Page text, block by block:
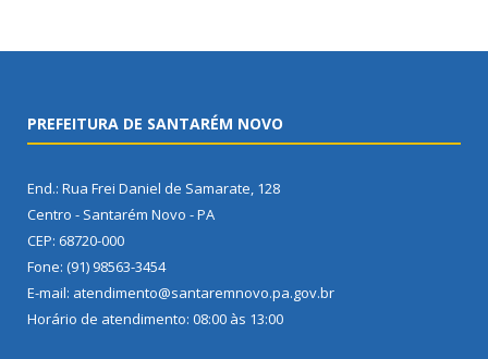
PREFEITURA DE SANTARÉM NOVO
End.: Rua Frei Daniel de Samarate, 128
Centro - Santarém Novo - PA
CEP: 68720-000
Fone: (91) 98563-3454
E-mail: atendimento@santaremnovo.pa.gov.br
Horário de atendimento: 08:00 às 13:00